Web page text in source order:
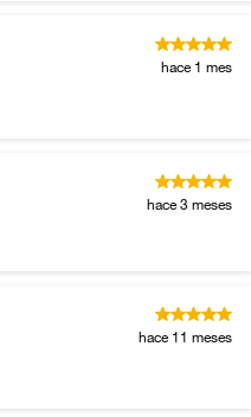
hace 1 mes
hace 3 meses
hace 11 meses